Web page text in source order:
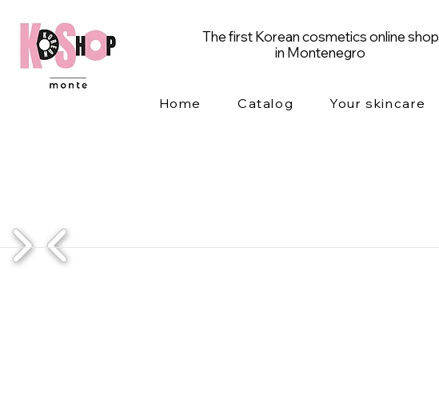
The first Korean cosmetics online shop
in Montenegro
Home Catalog Your skincare